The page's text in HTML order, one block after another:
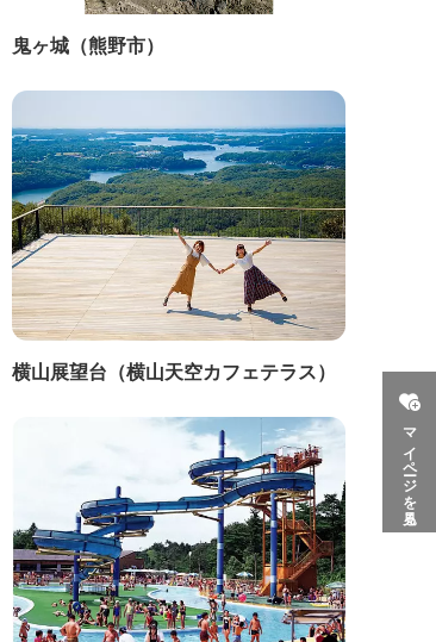
マイページを見る
鬼ヶ城（熊野市）
横山展望台（横山天空カフェテラス）